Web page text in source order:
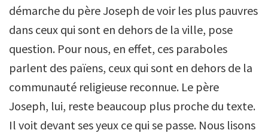
démarche du père Joseph de voir les plus pauvres
dans ceux qui sont en dehors de la ville, pose
question. Pour nous, en effet, ces paraboles
parlent des païens, ceux qui sont en dehors de la
communauté religieuse reconnue. Le père
Joseph, lui, reste beaucoup plus proche du texte.
Il voit devant ses yeux ce qui se passe. Nous lisons